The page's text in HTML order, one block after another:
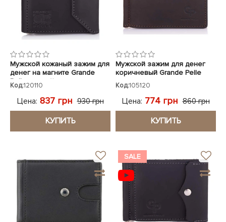
Мужской кожаный зажим для
денег на магните Grande
Pelle черный
Код:120110
Цена: 837 грн 930 грн
КУПИТЬ
Мужской зажим для денег
коричневый Grande Pelle
Код:105120
Цена: 774 грн 860 грн
КУПИТЬ
SALE